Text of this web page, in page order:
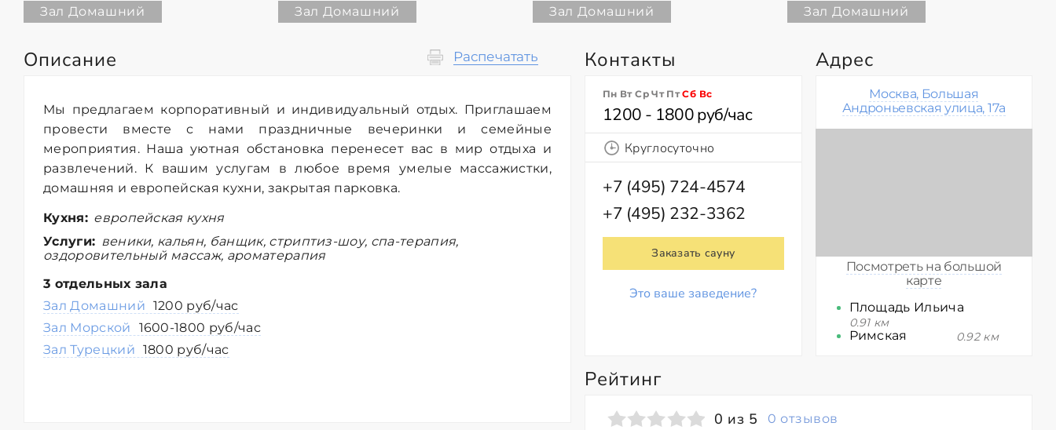
Зал Домашний Зал Домашний Зал Домашний Зал Домашний
Описание Распечатать
Мы предлагаем корпоративный и индивидуальный отдых. Приглашаем
провести вместе с нами праздничные вечеринки и семейные
мероприятия. Наша уютная обстановка перенесет вас в мир отдыха и
развлечений. К вашим услугам в любое время умелые массажистки,
домашняя и европейская кухни, закрытая парковка.
Кухня: европейская кухня
Услуги: веники, кальян, банщик, стриптиз-шоу, спа-терапия,
оздоровительный массаж, ароматерапия
3 отдельных зала
Зал Домашний 1200 руб/час
Зал Морской
1600-1800 руб/час
Зал Турецкий 1800 руб/час
Контакты
Пн Вт Ср Чт ПтСб Вс
1200 - 1800 руб/час
Круглосуточно
+7 (495) 724-4574
+7 (495) 232-3362
Заказать сауну
Это ваше заведение?
Адрес
Москва, Большая
Андроньевская улица, 17а
Посмотреть на большой
карте
Площадь Ильича
0.91 км
Римская 0.92 км
Рейтинг
0 из 5 0 отзывов